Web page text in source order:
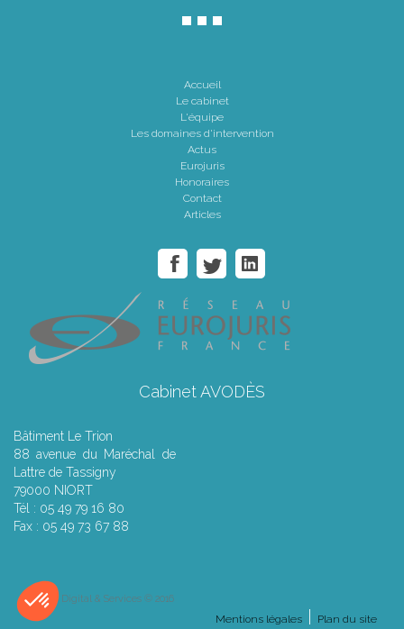
Accueil
Le cabinet
L'équipe
Les domaines d'intervention
Actus
Eurojuris
Honoraires
Contact
Articles
Cabinet AVODÈS
Bâtiment Le Trion
88 avenue du Maréchal de
Lattre de Tassigny
79000 NIORT
Tél : 05 49 79 16 80
Fax : 05 49 73 67 88
Septeo Digital & Services © 2016
Plan du site
Mentions légales